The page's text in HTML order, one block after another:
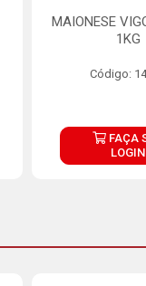
MAIONESE
1KG
Código:
FAÇA
LOGIN